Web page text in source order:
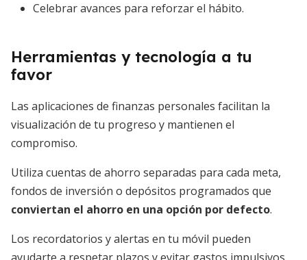
Celebrar avances para reforzar el hábito.
Herramientas y tecnología a tu
favor
Las aplicaciones de finanzas personales facilitan la
visualización de tu progreso y mantienen el
compromiso.
Utiliza cuentas de ahorro separadas para cada meta,
fondos de inversión o depósitos programados que
conviertan el ahorro en una opción por defecto.
Los recordatorios y alertas en tu móvil pueden